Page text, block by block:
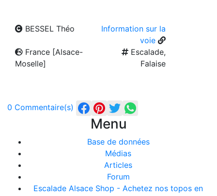
BESSEL Théo
Information sur la
voie
France [Alsace-
Moselle]
Escalade,
Falaise
0 Commentaire(s)
Menu
Base de données
Médias
Articles
Forum
Escalade Alsace Shop - Achetez nos topos en